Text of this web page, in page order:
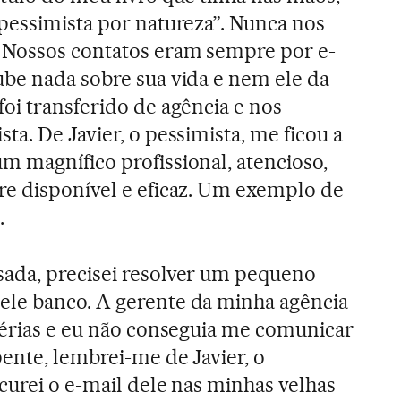
por natureza”. Nunca nos
contatos eram sempre por e-
nada sobre sua vida e nem ele da
transferido de agência e nos
De Javier, o pessimista, me ficou a
magnífico profissional, atencioso,
disponível e eficaz. Um exemplo de
precisei resolver um pequeno
banco. A gerente da minha agência
e eu não conseguia me comunicar
lembrei-me de Javier, o
o e-mail dele nas minhas velhas